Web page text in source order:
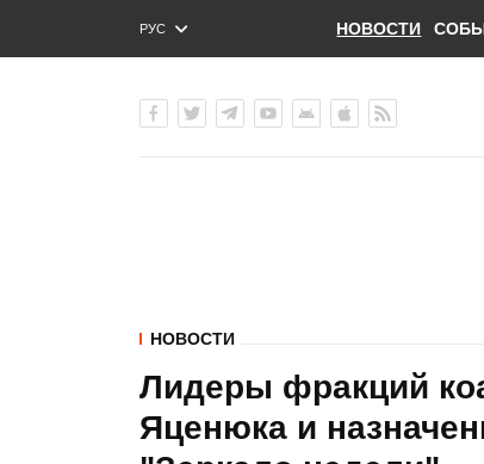
РУС
ENG
НОВОСТИ
НОВОСТИ
Лидеры фракций
Яценюка и